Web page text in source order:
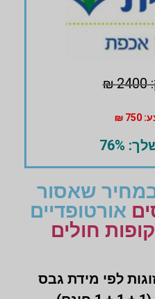
₪
₪
76%
שאסור
אורטופדיים
חולים
זוגות לפי מידת גבס